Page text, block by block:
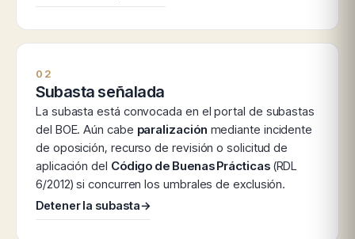
02
Subasta señalada
La subasta está convocada en el portal de subastas
del BOE. Aún cabe paralización mediante incidente
de oposición, recurso de revisión o solicitud de
aplicación del Código de Buenas Prácticas(RDL
6/2012) si concurren los umbrales de exclusión.
Detener la subasta→